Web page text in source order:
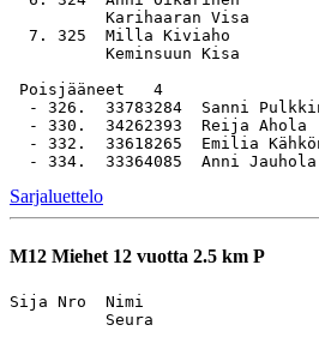
          Karihaaran Visa
7. 325  Milla Kiviaho
          Keminsuun Kisa
Poisjääneet   4
- 326.  33783284  Sanni
- 330.  34262393  Reija Ahola
- 332.  33618265  Emilia
Sarjaluettelo
M12 Miehet 12 vuotta 2.5 km P
Sija Nro  Nimi
          Seura